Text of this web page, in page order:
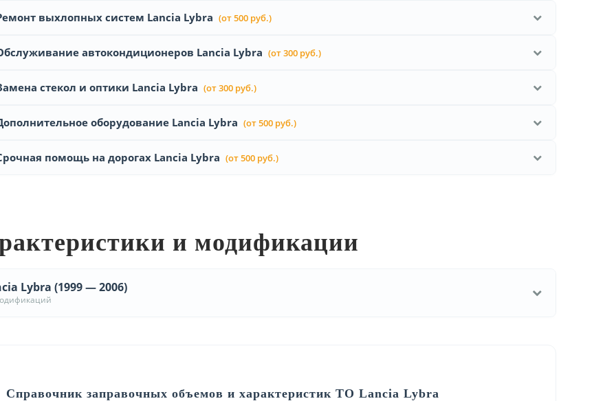
выхлопных систем Lancia Lybra (от 500 руб.)
автокондиционеров Lancia Lybra (от 300 руб.)
стекол и оптики Lancia Lybra (от 300 руб.)
оборудование Lancia Lybra (от 500 руб.)
помощь на дорогах Lancia Lybra (от 500 руб.)
и модификации
Lybra (1999 — 2006)
Справочник заправочных объемов и характеристик ТО Lancia Lybra